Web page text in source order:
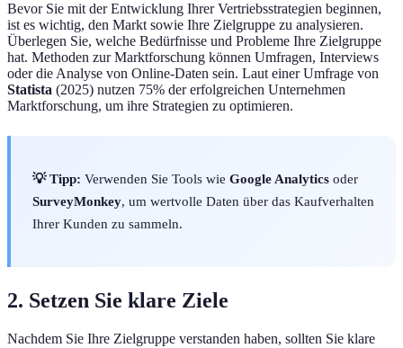
Bevor Sie mit der Entwicklung Ihrer Vertriebsstrategien beginnen,
ist es wichtig, den Markt sowie Ihre Zielgruppe zu analysieren.
Überlegen Sie, welche Bedürfnisse und Probleme Ihre Zielgruppe
hat. Methoden zur Marktforschung können Umfragen, Interviews
oder die Analyse von Online-Daten sein. Laut einer Umfrage von
Statista (2025) nutzen 75% der erfolgreichen Unternehmen
Marktforschung, um ihre Strategien zu optimieren.
💡 Tipp: Verwenden Sie Tools wie Google Analytics oder
SurveyMonkey, um wertvolle Daten über das Kaufverhalten
Ihrer Kunden zu sammeln.
2. Setzen Sie klare Ziele
Nachdem Sie Ihre Zielgruppe verstanden haben, sollten Sie klare